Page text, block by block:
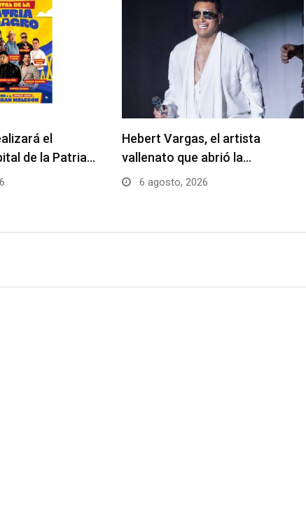
el
de la Patria…
Hebert Vargas, el artista
vallenato que abrió la…
6 agosto, 2026